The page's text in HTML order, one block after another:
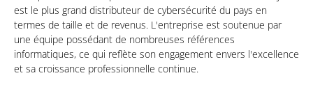
est le plus grand distributeur de cybersécurité du pays en
termes de taille et de revenus. L'entreprise est soutenue par
une équipe possédant de nombreuses références
informatiques, ce qui reflète son engagement envers l'excellence
et sa croissance professionnelle continue.